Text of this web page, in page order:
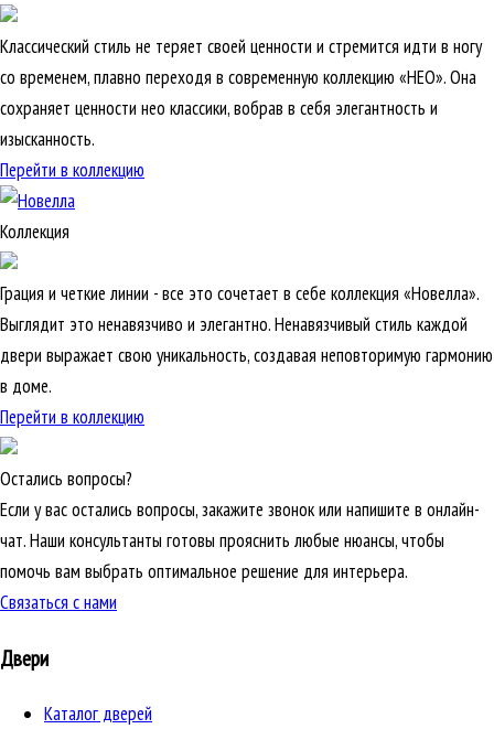
Классический стиль не теряет своей ценности и стремится идти в ногу
со временем, плавно переходя в современную коллекцию «НЕО». Она
сохраняет ценности нео классики, вобрав в себя элегантность и
изысканность.
Перейти в коллекцию
Коллекция
Грация и четкие линии - все это сочетает в себе коллекция «Новелла».
Выглядит это ненавязчиво и элегантно. Ненавязчивый стиль каждой
двери выражает свою уникальность, создавая неповторимую гармонию
в доме.
Перейти в коллекцию
Остались вопросы?
Если у вас остались вопросы, закажите звонок или напишите в онлайн-
чат. Наши консультанты готовы прояснить любые нюансы, чтобы
помочь вам выбрать оптимальное решение для интерьера.
Связаться с нами
Двери
Каталог дверей